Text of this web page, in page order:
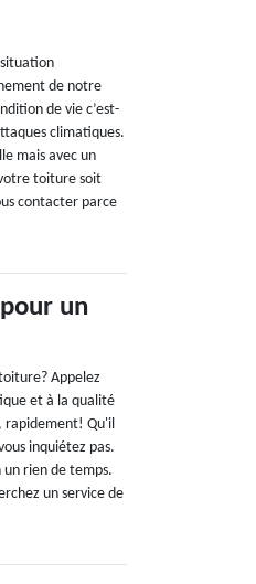
de notre
de vie c’est-
climatiques.
mais avec un
toiture soit
contacter parce
un
Appelez
et à la qualité
rapidement! Qu'il
inquiétez pas.
un rien de temps.
un service de